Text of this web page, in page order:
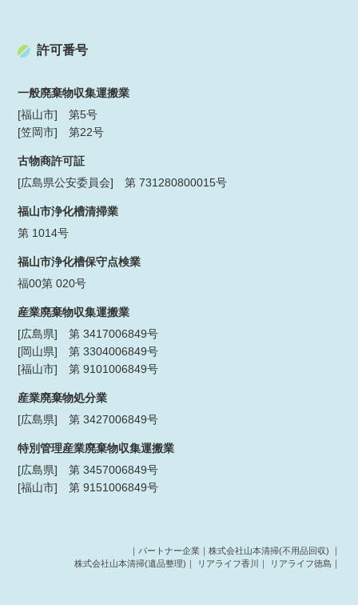
許可番号
一般廃棄物収集運搬業
[福山市] 第5号
[笠岡市] 第22号
古物商許可証
[広島県公安委員会] 第 731280800015号
福山市浄化槽清掃業
第 1014号
福山市浄化槽保守点検業
福00第 020号
産業廃棄物収集運搬業
[広島県] 第 3417006849号
[岡山県] 第 3304006849号
[福山市] 第 9101006849号
産業廃棄物処分業
[広島県] 第 3427006849号
特別管理産業廃棄物収集運搬業
[広島県] 第 3457006849号
[福山市] 第 9151006849号
｜パートナー企業｜ 株式会社山本清掃(不用品回収) ｜
株式会社山本清掃(遺品整理) ｜ リアライフ香川 ｜ リアライフ徳島 ｜